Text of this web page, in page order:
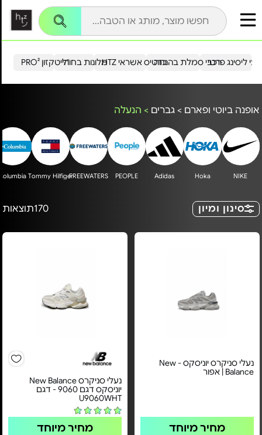
הייטקזון PRO²מלונות בחו"ל כרטיס אשראי HTZ ליסינג פרטירכבי סמלת בהנחה
אופנה ביוטי ופארם > גברים > הנעלה
NIKE
Hoka
Adidas
PEOPLE
FREEWATERS
Tommy Hilfiger
סינון ומיון 170תוצאות
נעלי סניקרס יוניסקס - New
Balance | אפור
מחיר מיוחד
נעלי סניקרס New Balance
יוניסקס דגם 9060 - דגם
U9060WHT
מחיר מיוחד